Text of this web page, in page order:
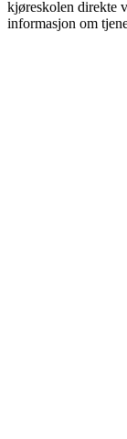
kjøreskolen direkte
informasjon om